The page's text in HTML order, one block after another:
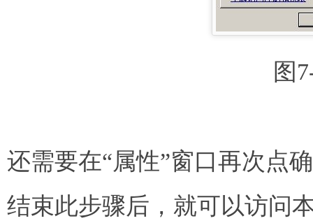
图
还需要在“属性”窗口再次点
结束此步骤后，就可以访问